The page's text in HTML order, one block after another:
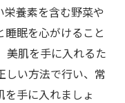
養素を含む野菜や
眠を心がけること
美肌を手に入れるた
しい方法で行い、常
を手に入れましょ